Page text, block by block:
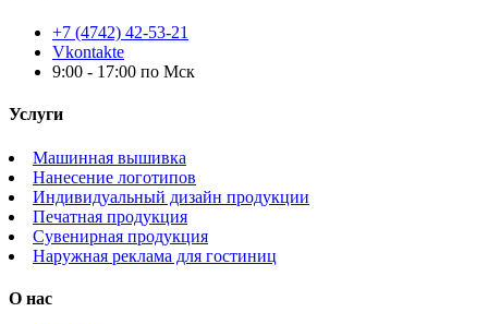
+7 (4742) 42-53-21
Vkontakte
9:00 - 17:00 по Мск
Услуги
Машинная вышивка
Нанесение логотипов
Индивидуальный дизайн продукции
Печатная продукция
Сувенирная продукция
Наружная реклама для гостиниц
О нас